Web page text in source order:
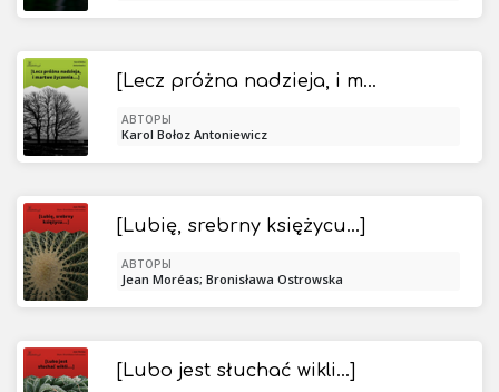
[Lecz próżna nadzieja, i martwe życzenia...]
АВТОРЫ
Karol Bołoz Antoniewicz
[Lubię, srebrny księżycu...]
АВТОРЫ
Jean Moréas; Bronisława Ostrowska
[Lubo jest słuchać wikli...]